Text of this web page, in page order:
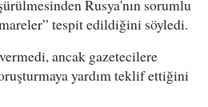
Rusya'nın sorumlu
tespit edildiğini söyledi.
ancak gazetecilere
yardım teklif ettiğini